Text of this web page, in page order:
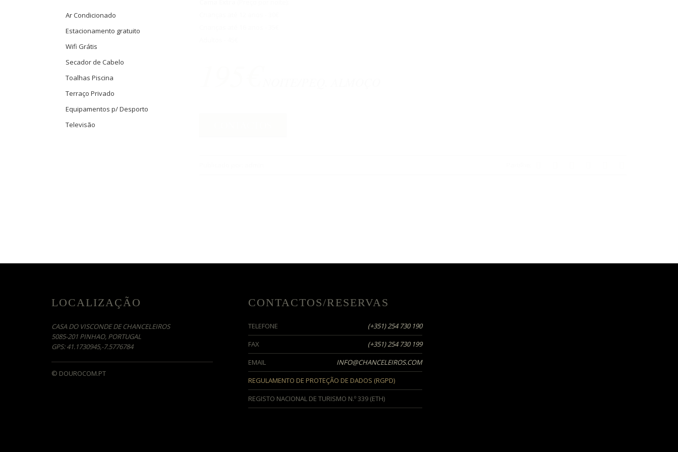
Ar Condicionado
Estacionamento gratuito
Wifi Grátis
Secador de Cabelo
Toalhas Piscina
Terraço Privado
Equipamentos p/ Desporto
Televisão
LOCALIZAÇÃO
CASA DO VISCONDE DE CHANCELEIROS
5085-201 PINHAO, PORTUGAL
GPS: 41.1730945,-7.5776784
© DOUROCOM.PT
CONTACTOS/RESERVAS
TELEFONE
(+351) 254 730 190
FAX
(+351) 254 730 199
EMAIL
INFO@CHANCELEIROS.COM
REGULAMENTO DE PROTEÇÃO DE DADOS (RGPD)
REGISTO NACIONAL DE TURISMO N.º 339 (ETH)